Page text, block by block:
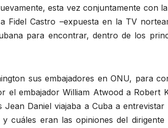
esta vez conjuntamente con
Fidel Castro –expuesta en la TV
para encontrar, dentro de los
sus embajadores en ONU, para
embajador William Atwood a Robert
Daniel viajaba a Cuba a entrevistar
cuáles eran las opiniones del dirigente